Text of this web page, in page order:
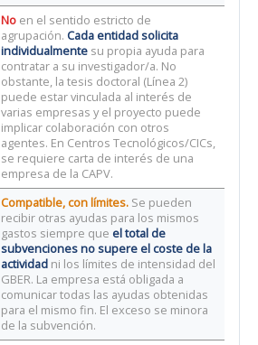
No en el sentido estricto de
agrupación. Cada entidad solicita
individualmente su propia ayuda para
contratar a su investigador/a. No
obstante, la tesis doctoral (Línea 2)
puede estar vinculada al interés de
varias empresas y el proyecto puede
implicar colaboración con otros
agentes. En Centros Tecnológicos/CICs,
se requiere carta de interés de una
empresa de la CAPV.
Compatible, con límites. Se pueden
recibir otras ayudas para los mismos
gastos siempre que el total de
subvenciones no supere el coste de la
actividad ni los límites de intensidad del
GBER. La empresa está obligada a
comunicar todas las ayudas obtenidas
para el mismo fin. El exceso se minora
de la subvención.